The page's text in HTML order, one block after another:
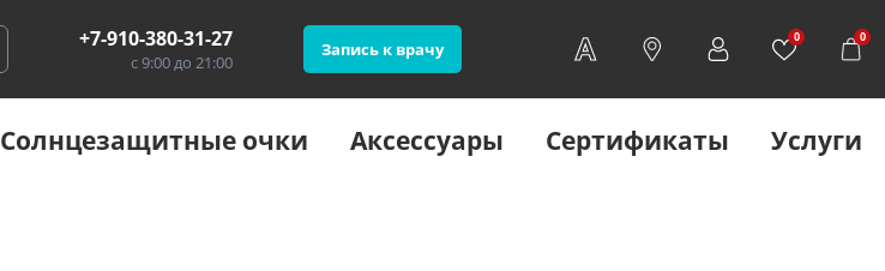
+7-910-380-31-27
с 9:00 до 21:00
Запись к врачу
0 0
Солнцезащитные очки Аксессуары Сертификаты Услуги